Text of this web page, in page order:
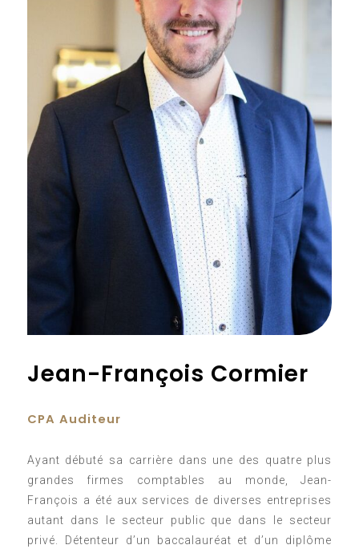
Jean-François Cormier
CPA Auditeur
Ayant débuté sa carrière dans une des quatre plus
grandes firmes comptables au monde, Jean-
François a été aux services de diverses entreprises
autant dans le secteur public que dans le secteur
privé. Détenteur d’un baccalauréat et d’un diplôme